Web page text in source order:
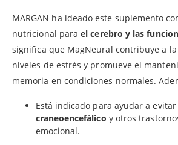
MARGAN ha ideado este suplemento
nutricional parael cerebro y las
significa que MagNeural contribuye a
niveles de estrés y promueve el
memoria en condiciones normales.
Está indicado para ayudar a evitar
craneoencefálico y otros
emocional.